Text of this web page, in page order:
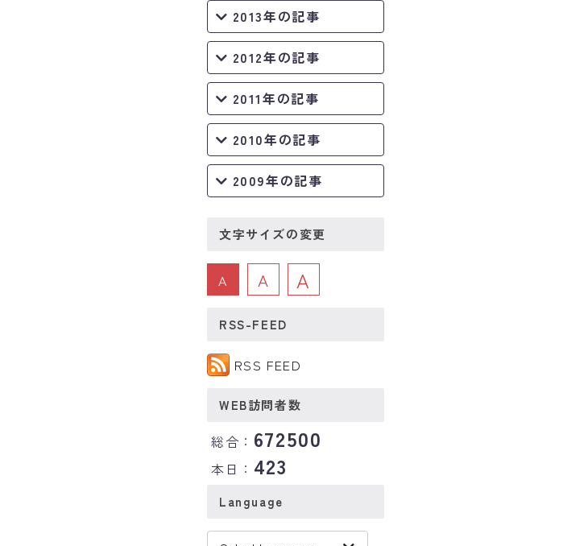
2013年の記事
2012年の記事
2011年の記事
2010年の記事
2009年の記事
文字サイズの変更
A A A
RSS-FEED
RSS FEED
WEB訪問者数
総合： 672500
本日： 423
Language